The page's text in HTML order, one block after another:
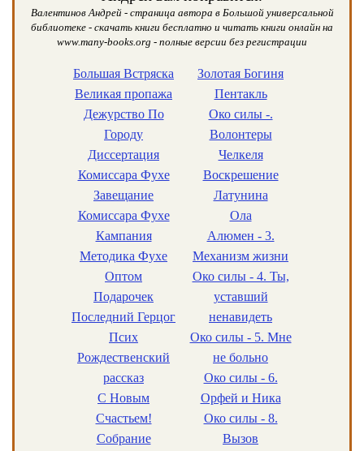
Валентинов Андрей - страница автора в Большой универсальной
библиотеке - скачать книги бесплатно и читать книги онлайн на
www.many-books.org - полные версии без регистрации
Большая Встряска
Великая пропажа
Дежурство По
Городу
Диссертация
Комиссара Фухе
Завещание
Комиссара Фухе
Кампания
Методика Фухе
Оптом
Подарочек
Последний Герцог
Псих
Рождественский
рассказ
С Новым
Счастьем!
Собрание
Золотая Богиня
Пентакль
Око силы -.
Волонтеры
Челкеля
Воскрешение
Латунина
Ола
Алюмен - 3.
Механизм жизни
Око силы - 4. Ты,
уставший
ненавидеть
Око силы - 5. Мне
не больно
Око силы - 6.
Орфей и Ника
Око силы - 8.
Вызов